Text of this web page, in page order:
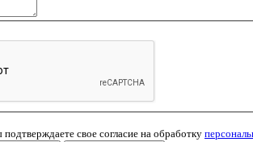
свое согласие на обработку